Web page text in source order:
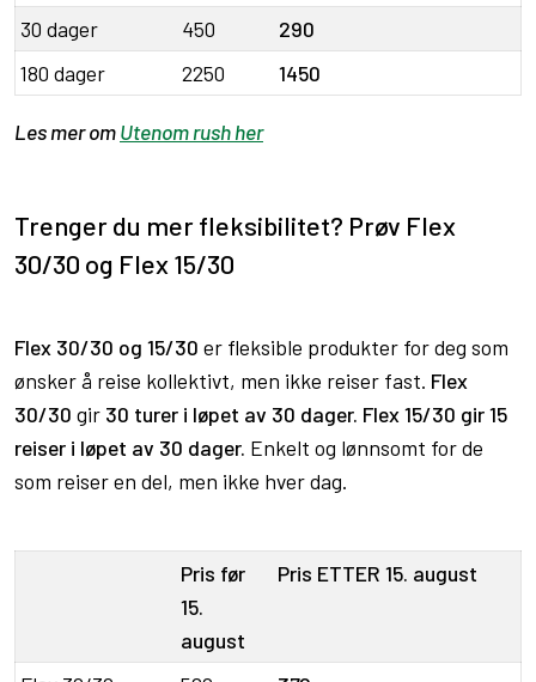
30 dager
450
290
180 dager
2250 1450
Les mer omUtenom rush her
Trenger du mer fleksibilitet? Prøv Flex
30/30 og Flex 15/30
Flex 30/30 og 15/30 er fleksible produkter for deg som
ønsker å reise kollektivt, men ikke reiser fast. Flex
30/30 gir 30 turer i løpet av 30 dager. Flex 15/30 gir 15
reiser i løpet av 30 dager. Enkelt og lønnsomt for de
som reiser en del, men ikke hver dag.
Pris før
15.
august
Pris ETTER 15. august